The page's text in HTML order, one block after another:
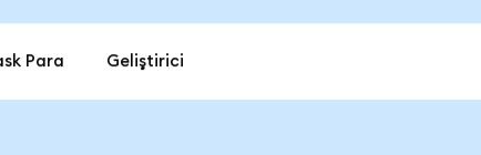
Para Geliştirici